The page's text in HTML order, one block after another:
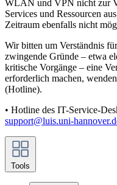
WLAN und VPN nicht zur
Services und Ressourcen
Zeitraum ebenfalls nicht
Wir bitten um Verständnis
zwingende Gründe – etwa
kritische Vorgänge – eine
erforderlich machen,
(Hotline).
• Hotline des IT-Service-
support@luis.uni-
Tools